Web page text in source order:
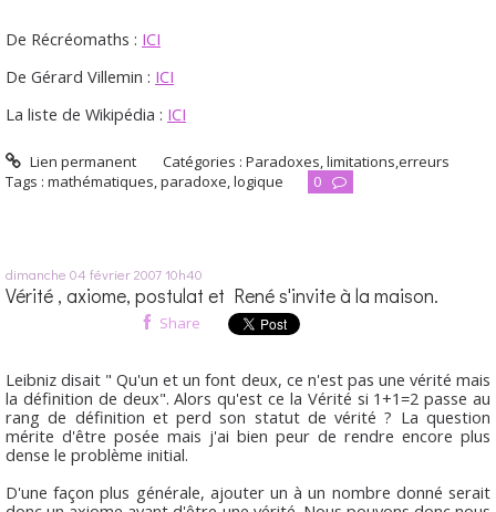
De Récréomaths : ICI
De Gérard Villemin : ICI
La liste de Wikipédia : ICI
Lien permanent Catégories :Paradoxes, limitations,erreurs
Tags : mathématiques,paradoxe,logique 0
dimanche 04 février 200710h40
Vérité , axiome, postulat et René s'invite à la maison.
Share
Leibniz disait " Qu'un et un font deux, ce n'est pas une vérité mais
la définition de deux". Alors qu'est ce la Vérité si 1+1=2 passe au
rang de définition et perd son statut de vérité ? La question
mérite d'être posée mais j'ai bien peur de rendre encore plus
dense le problème initial.
D'une façon plus générale, ajouter un à un nombre donné serait